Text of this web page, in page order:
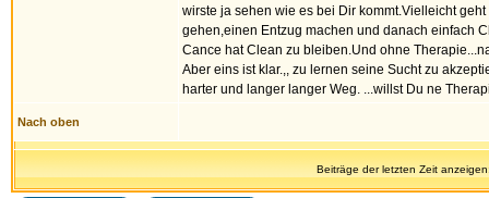
wirste ja sehen wie es bei Dir kommt.Vielleicht
gehen,einen Entzug machen und danach einfach
Cance hat Clean zu bleiben.Und ohne
Aber eins ist klar.,, zu lernen seine Sucht zu
harter und langer langer Weg. ...willst Du ne
Nach oben
Beiträge der letzten Zeit